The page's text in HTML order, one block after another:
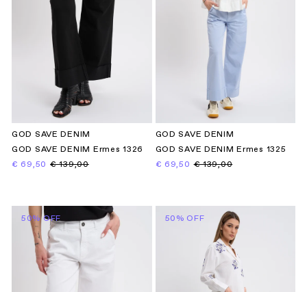
GOD SAVE DENIM
GOD SAVE DENIM Ermes 1326
€ 69,50 € 139,00
GOD SAVE DENIM
GOD SAVE DENIM Ermes 1325
€ 69,50 € 139,00
50% OFF 50% OFF